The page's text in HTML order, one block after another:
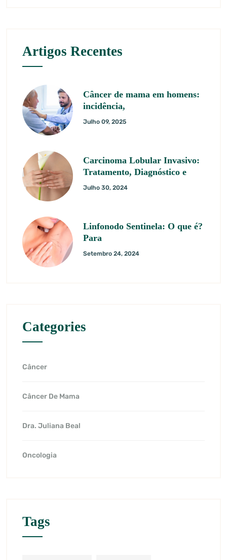
Artigos Recentes
Câncer de mama em homens:
incidência,
Julho 09, 2025
Carcinoma Lobular Invasivo:
Tratamento, Diagnóstico e
Julho 30, 2024
Linfonodo Sentinela: O que é?
Para
Setembro 24, 2024
Categories
Câncer
Câncer De Mama
Dra. Juliana Beal
Oncologia
Tags